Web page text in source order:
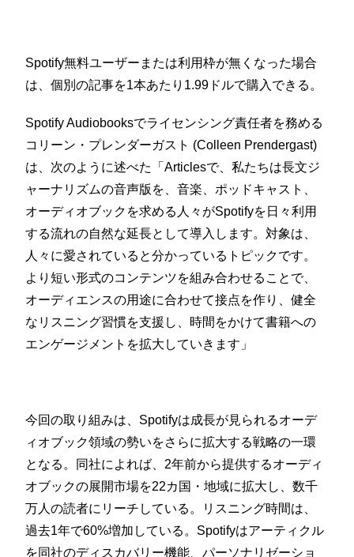
Spotify無料ユーザーまたは利用枠が無くなった場合
は、個別の記事を1本あたり1.99ドルで購入できる。
Spotify Audiobooksでライセンシング責任者を務める
コリーン・プレンダーガスト (Colleen Prendergast)
は、次のように述べた「Articlesで、私たちは長文ジ
ャーナリズムの音声版を、音楽、ポッドキャスト、
オーディオブックを求める人々がSpotifyを日々利用
する流れの自然な延長として導入します。対象は、
人々に愛されていると分かっているトピックです。
より短い形式のコンテンツを組み合わせることで、
オーディエンスの用途に合わせて接点を作り、健全
なリスニング習慣を支援し、時間をかけて書籍への
エンゲージメントを拡大していきます」
今回の取り組みは、Spotifyは成長が見られるオーデ
ィオブック領域の勢いをさらに拡大する戦略の一環
となる。同社によれば、2年前から提供するオーディ
オブックの展開市場を22カ国・地域に拡大し、数千
万人の読者にリーチしている。リスニング時間は、
過去1年で60%増加している。Spotifyはアーティクル
を同社のディスカバリー機能、パーソナリゼーショ